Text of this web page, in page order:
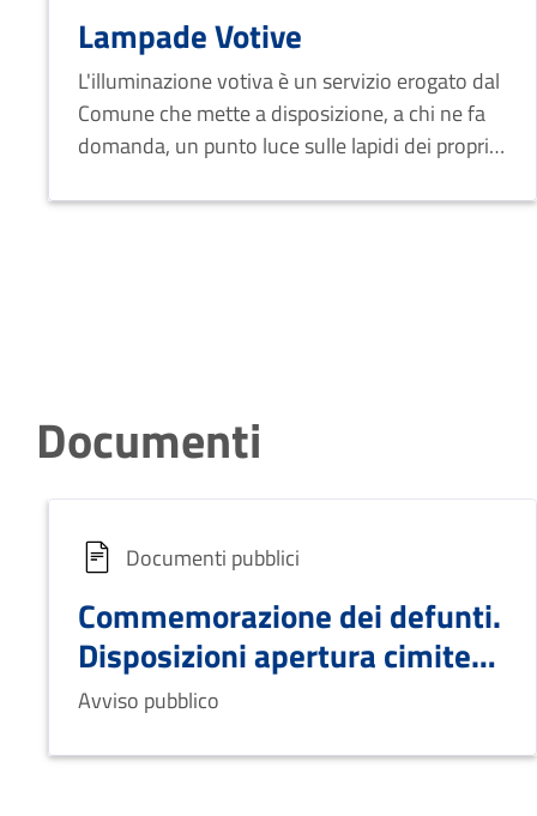
Lampade Votive
L'illuminazione votiva è un servizio erogato dal
Comune che mette a disposizione, a chi ne fa
domanda, un punto luce sulle lapidi dei propri
Documenti
Documenti pubblici
Commemorazione dei defunti.
Disposizioni apertura cimitero
comunale
Avviso pubblico